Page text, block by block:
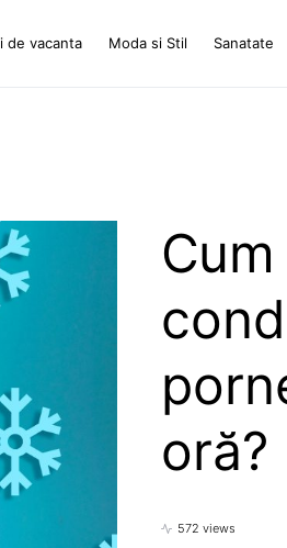
de vacanta Moda si Stil Sanatate
oră?
572 views